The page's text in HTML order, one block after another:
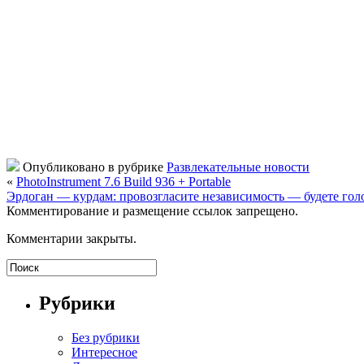
Опубликовано в рубрике Развлекательные новости
« PhotoInstrument 7.6 Build 936 + Portable
Эрдоган — курдам: провозгласите независимость — будете
Комментирование и размещение ссылок запрещено.
Комментарии закрыты.
Рубрики
Без рубрики
Интересное